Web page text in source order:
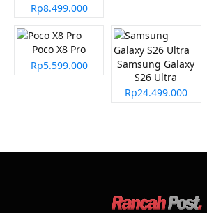
Rp8.499.000
Poco X8 Pro
Rp5.599.000
Samsung Galaxy
S26 Ultra
Rp24.499.000